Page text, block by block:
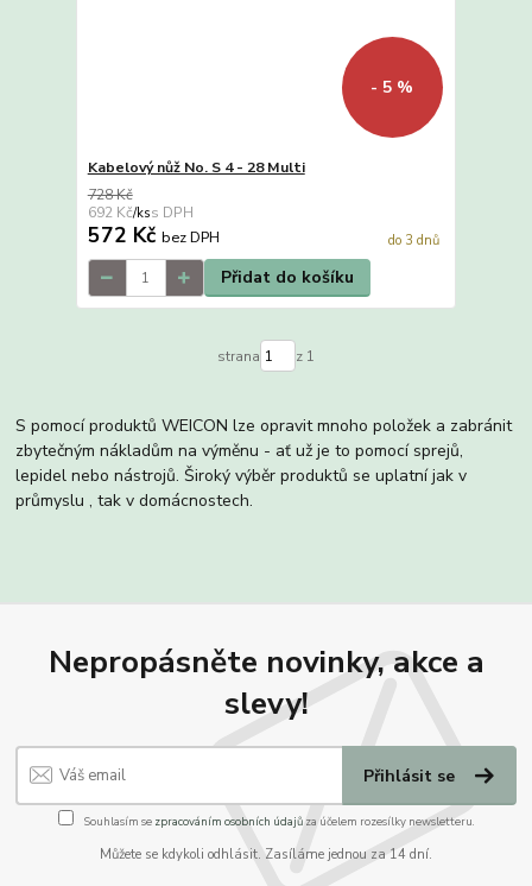
- 5 %
Kabelový nůž No. S 4 - 28 Multi
728 Kč
692 Kč/ks
572 Kč bez DPH do 3 dnů
Přidat do košíku
strana z 1
S pomocí produktů WEICON lze opravit mnoho položek a zabránit
zbytečným nákladům na výměnu - ať už je to pomocí sprejů,
lepidel nebo nástrojů. Široký výběr produktů se uplatní jak v
průmyslu , tak v domácnostech.
Nepropásněte novinky, akce a
slevy!
Přihlásit se
Souhlasím se zpracováním osobních údajůza účelem rozesílky newsletteru.
Můžete se kdykoli odhlásit. Zasíláme jednou za 14 dní.